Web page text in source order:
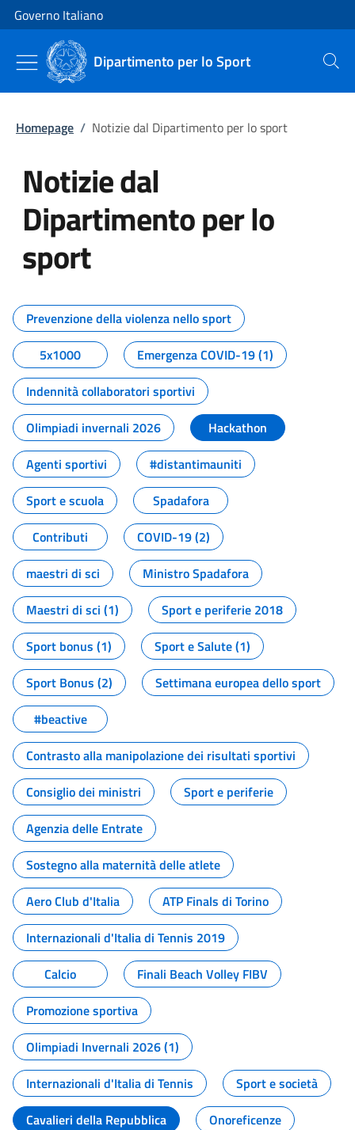
Vai al contenuto
Vai alla navigazione del sito
Governo Italiano
Dipartimento per lo Sport Cerca
Homepage / Notizie dal Dipartimento per lo sport
Notizie dal
Dipartimento per lo
sport
Tutti i contenuti della pagina
Prevenzione della violenza nello sport
5x1000
Emergenza COVID-19 (1)
Indennità collaboratori sportivi
Olimpiadi invernali 2026
Hackathon
Agenti sportivi
#distantimauniti
Sport e scuola
Spadafora
Contributi
COVID-19 (2)
maestri di sci
Ministro Spadafora
Maestri di sci (1)
Sport e periferie 2018
Sport bonus (1)
Sport e Salute (1)
Sport Bonus (2)
Settimana europea dello sport
#beactive
Contrasto alla manipolazione dei risultati sportivi
Consiglio dei ministri
Sport e periferie
Agenzia delle Entrate
Sostegno alla maternità delle atlete
Aero Club d'Italia
ATP Finals di Torino
Internazionali d'Italia di Tennis 2019
Calcio
Finali Beach Volley FIBV
Promozione sportiva
Olimpiadi Invernali 2026 (1)
Internazionali d'Italia di Tennis
Sport e società
Cavalieri della Repubblica
Onoreficenze